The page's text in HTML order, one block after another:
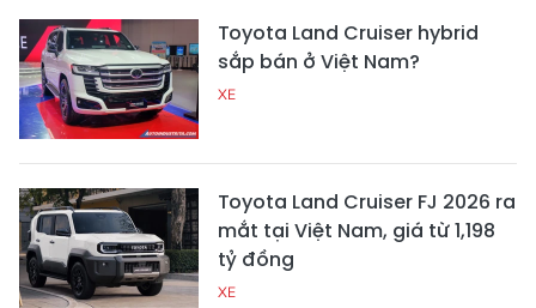
Toyota Land Cruiser hybrid
sắp bán ở Việt Nam?
XE
Toyota Land Cruiser FJ 2026 ra
mắt tại Việt Nam, giá từ 1,198
tỷ đồng
XE